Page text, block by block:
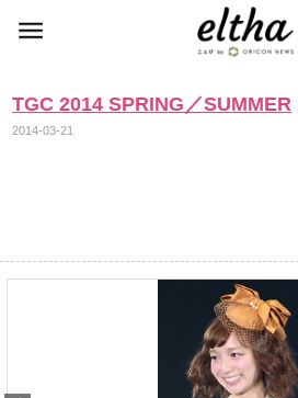
TGC 2014 SPRING／SUMMER
2014-03-21